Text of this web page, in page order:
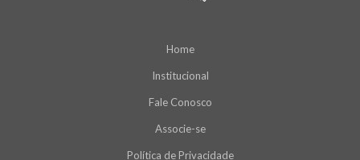
Home
Institucional
Fale Conosco
Associe-se
Política de Privacidade